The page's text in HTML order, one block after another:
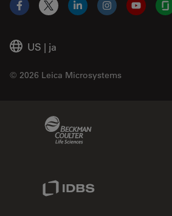
US | ja
© 2026 Leica Microsystems
Facebook
X LinkedInInstagram